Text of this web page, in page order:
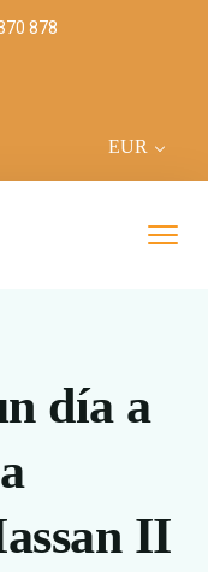
878
EUR
día a
II